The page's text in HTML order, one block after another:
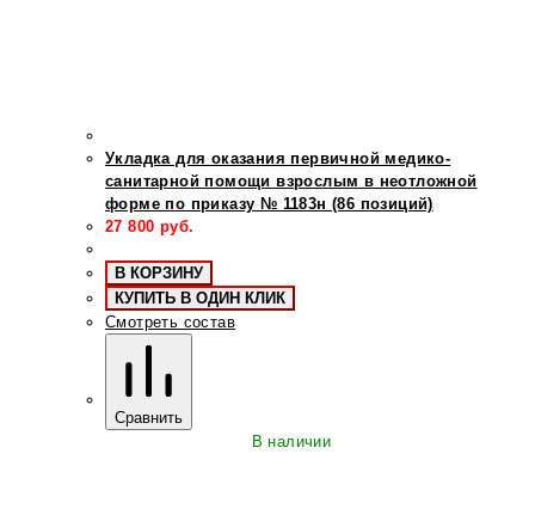
Укладка для оказания первичной медико-
санитарной помощи взрослым в неотложной
форме по приказу № 1183н (86 позиций)
27 800 руб.
В КОРЗИНУ
КУПИТЬ В ОДИН КЛИК
Смотреть состав
Сравнить
В наличии